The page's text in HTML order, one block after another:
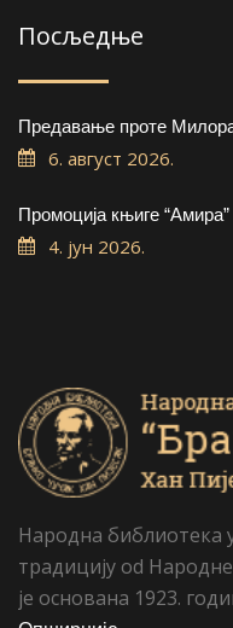
Посљедње
Предавање проте
6. август 2026.
Промоција књиге
4. јун 2026.
Народна библиотека
традицију od
је основана 1923.